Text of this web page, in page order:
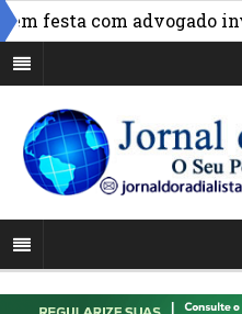
com advogado